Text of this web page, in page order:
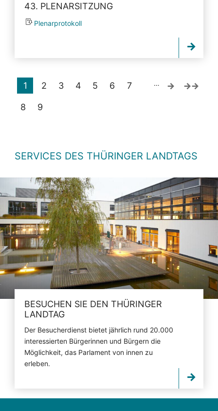
43. PLENARSITZUNG
Plenarprotokoll
1 2 3 4 5 6 7
8 9
…
SERVICES DES THÜRINGER LANDTAGS
BESUCHEN SIE DEN THÜRINGER
LANDTAG
Der Besucherdienst bietet jährlich rund 20.000
interessierten Bürgerinnen und Bürgern die
Möglichkeit, das Parlament von innen zu
erleben.